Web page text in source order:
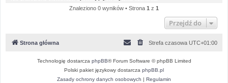
Znaleziono 0 wyników • Strona 1 z 1
Przejdź do
Strona główna Strefa czasowa UTC+01:00
Technologię dostarcza phpBB® Forum Software © phpBB Limited
Polski pakiet językowy dostarcza phpBB.pl
Zasady ochrony danych osobowych | Regulamin